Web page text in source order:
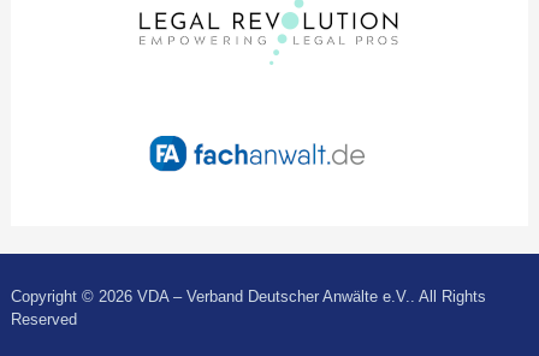
Copyright © 2026 VDA – Verband Deutscher Anwälte e.V.. All Rights
Reserved